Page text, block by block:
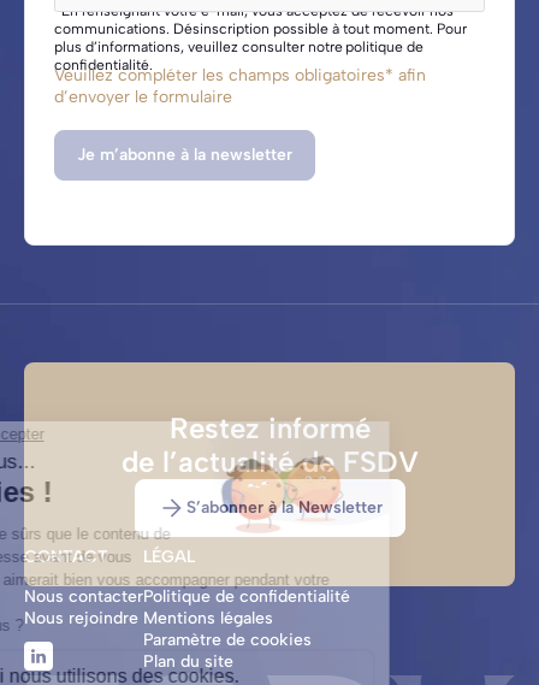
*En renseignant votre e-mail, vous acceptez de recevoir nos
communications. Désinscription possible à tout moment. Pour
plus d’informations, veuillez consulter notre politique de
confidentialité.
Veuillez compléter les champs obligatoires* afin
d’envoyer le formulaire
Je m’abonne à la newsletter
Restez informé
de l’actualité de FSDV
S’abonner à la Newsletter
CONTACT
Nous contacter
Nous rejoindre
LinkedIn
LÉGAL
Politique de confidentialité
Mentions légales
Paramètre de cookies
Plan du site